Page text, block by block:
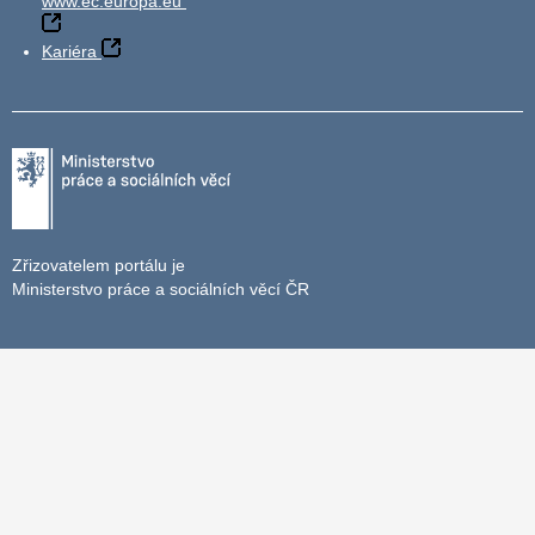
Kariéra
Zřizovatelem portálu je
Ministerstvo práce a sociálních věcí ČR